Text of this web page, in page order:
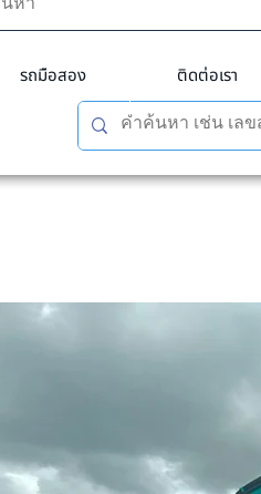
รถมือสอง ติดต่อเรา